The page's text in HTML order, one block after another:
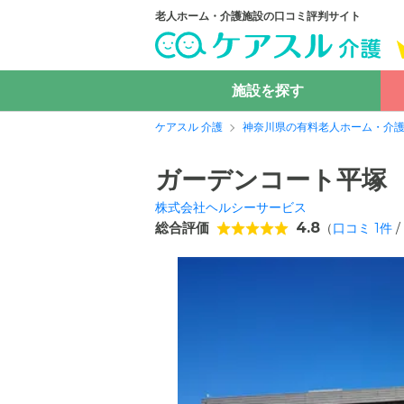
老人ホーム・介護施設の口コミ評判サイト
施設を探す
ケアスル 介護 神奈川県の有料老人ホーム・介
ガーデンコート平塚
株式会社ヘルシーサービス
総合評価 4.8 （口コミ 1件 /